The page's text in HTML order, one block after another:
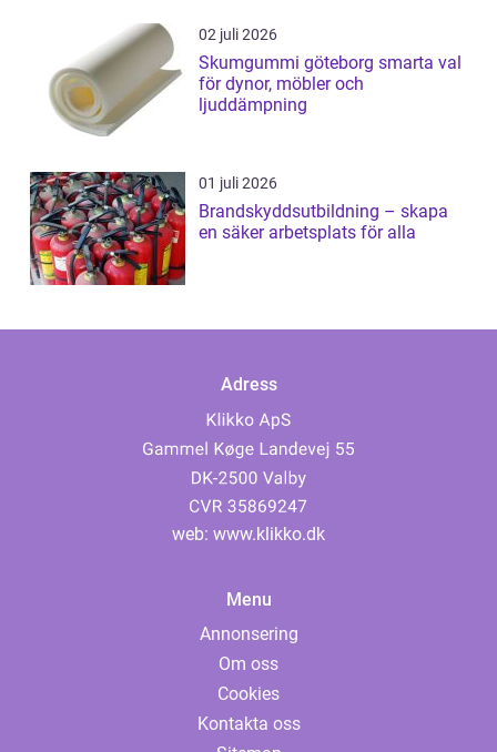
02 juli 2026
Skumgummi göteborg smarta val
för dynor, möbler och
ljuddämpning
01 juli 2026
Brandskyddsutbildning – skapa
en säker arbetsplats för alla
Adress
web: www.klikko.dk
Menu
Annonsering
Om oss
Cookies
Kontakta oss